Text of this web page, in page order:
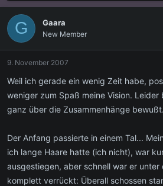
s
t
e
l
r
s
e
l
a
m
G Gaara
New Member
9. November 2007
Weil ich gerade ein wenig Zeit habe,
weniger zum Spaß meine Vision. Leider
ganz über die Zusammenhänge bewußt.
Der Anfang passierte in einem Tal...
ich lange Haare hatte (ich nicht), war
ausgestiegen, aber schnell war er unter
komplett verrückt: Überall schossen